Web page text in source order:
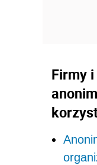
Firmy